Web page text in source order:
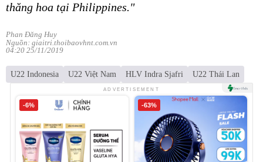
thăng hoa tại Philippines."
Phan Đăng Huy
Nguồn: giaitri.thoibaovhnt.com.vn
04:20 25/11/2019
U22 Indonesia U22 Việt Nam HLV Indra Sjafri U22 Thái Lan
ADVERTISEMENT
-6% -63%